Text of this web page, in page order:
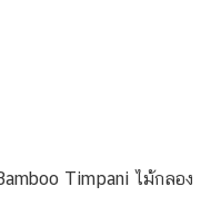
Timpani ไม้กลอง